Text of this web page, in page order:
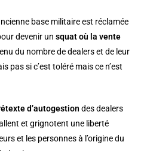
base militaire est réclamée
devenir unsquat où la vente
du nombre de dealers et de leur
pas si c’est toléré mais ce n’est
d’autogestion des dealers
et grignotent une liberté
et les personnes à l’origine du